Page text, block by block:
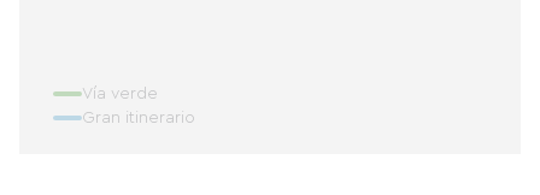
Vía verde
Gran itinerario